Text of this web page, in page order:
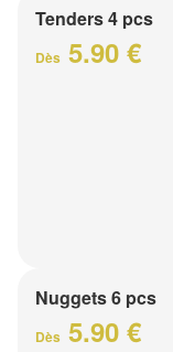
Tenders 4 pcs
Dès 5.90 €
Nuggets 6 pcs
Dès 5.90 €